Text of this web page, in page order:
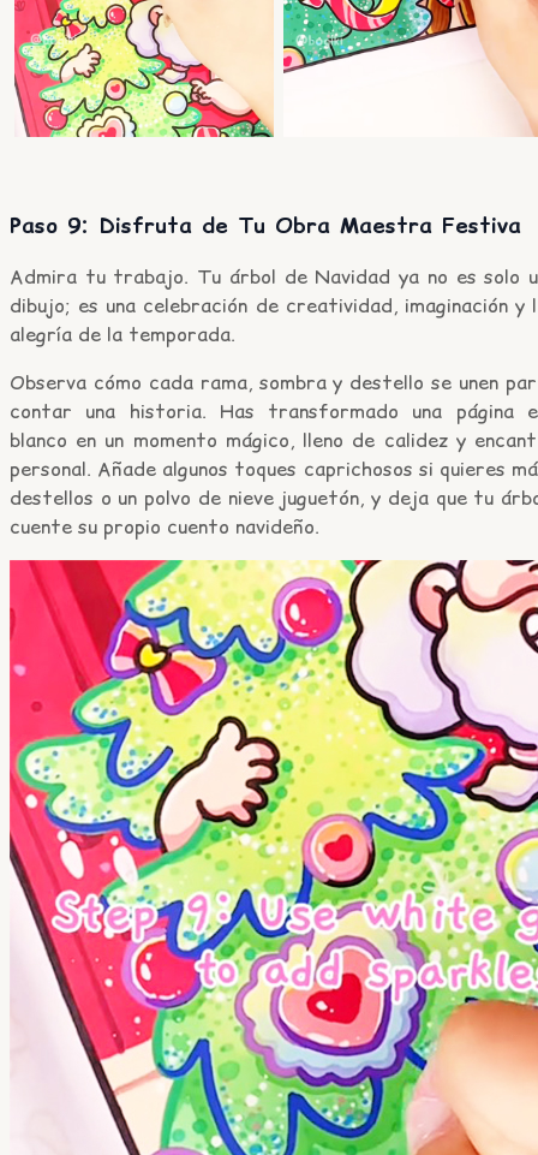
Paso 9: Disfruta de Tu Obra Maestra Festiva
Admira tu trabajo. Tu árbol de Navidad ya no es solo
dibujo; es una celebración de creatividad, imaginación y
alegría de la temporada.
Observa cómo cada rama, sombra y destello se unen
contar una historia. Has transformado una página
blanco en un momento mágico, lleno de calidez y
personal. Añade algunos toques caprichosos si quieres
destellos o un polvo de nieve juguetón, y deja que tu
cuente su propio cuento navideño.